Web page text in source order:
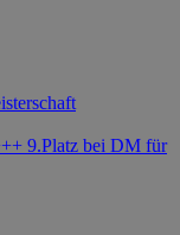
9.Platz bei DM für